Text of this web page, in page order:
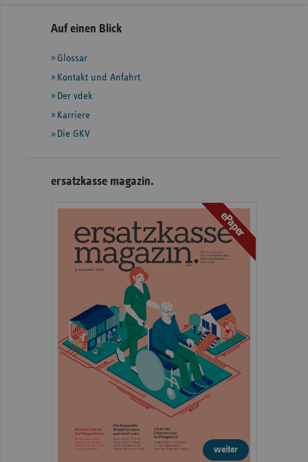
Seitennavigation
Seitenleiste
weiteren
Informationen
Auf einen Blick
Glossar
Kontakt und Anfahrt
Der vdek
Karriere
Die GKV
ersatzkasse magazin.
ePaper
weiter